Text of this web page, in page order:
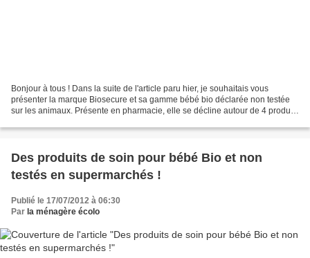
Bonjour à tous ! Dans la suite de l'article paru hier, je souhaitais vous
présenter la marque Biosecure et sa gamme bébé bio déclarée non testée
sur les animaux. Présente en pharmacie, elle se décline autour de 4 produits
Des produits de soin pour bébé Bio et non
testés en supermarchés !
Publié le 17/07/2012 à 06:30
Par la ménagère écolo